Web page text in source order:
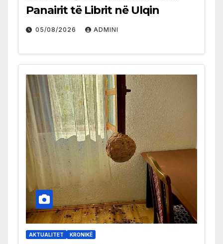
Panairit të Librit në Ulqin
05/08/2026 ADMINI
AKTUALITET KRONIKË